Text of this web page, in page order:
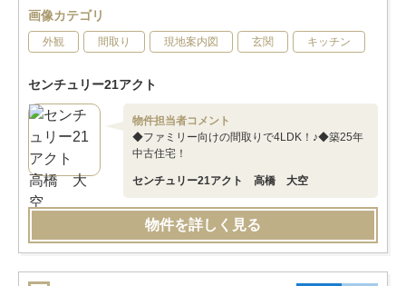
画像カテゴリ
外観 間取り 現地案内図 玄関 キッチン
センチュリー21アクト
物件担当者コメント
◆ファミリー向けの間取りで4LDK！♪◆築25年
中古住宅！
センチュリー21アクト 高橋 大空
物件を詳しく見る